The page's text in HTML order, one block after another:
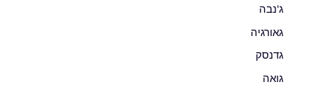
ג'נבה
גאורגיה
גדנסק
גואה